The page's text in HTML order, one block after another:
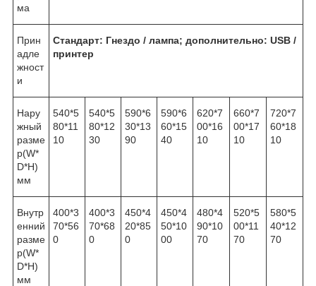
ма
Прин
адле
жност
и
Стандарт: Гнездо / лампа; дополнительно: USB /
принтер
Нару
жный
разме
р(W*
D*H)
мм
540*5
80*11
10
540*5
80*12
30
590*6
30*13
90
590*6
60*15
40
620*7
00*16
10
660*7
00*17
10
720*7
60*18
10
Внутр
енний
разме
р(W*
D*H)
мм
400*3
70*56
0
400*3
70*68
0
450*4
20*85
0
450*4
50*10
00
480*4
90*10
70
520*5
00*11
70
580*5
40*12
70